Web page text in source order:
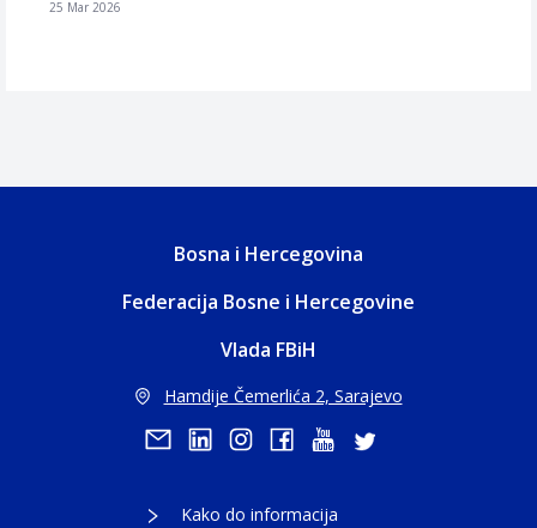
25 Mar 2026
Bosna i Hercegovina
Federacija Bosne i Hercegovine
Vlada FBiH
Hamdije Čemerlića 2, Sarajevo
Kako do informacija